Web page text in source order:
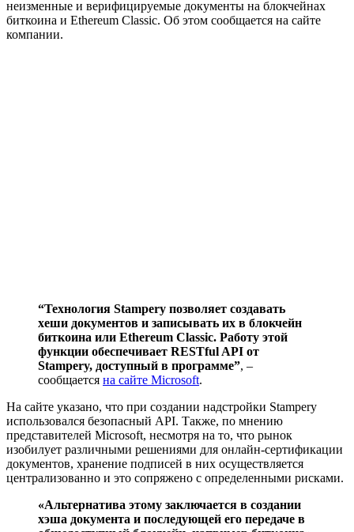
неизменные и верифицируемые документы на блокчейнах
биткоина и Ethereum Classic. Об этом сообщается на сайте
компании.
“Технология Stampery позволяет создавать
хеши документов и записывать их в блокчейн
биткоина или Ethereum Classic. Работу этой
функции обеспечивает RESTful API от
Stampery, доступный в программе”, –
сообщается на сайте Microsoft.
На сайте указано, что при создании надстройки Stampery
использовался безопасный API. Также, по мнению
представителей Microsoft, несмотря на то, что рынок
изобилует различными решениями для онлайн-сертификации
документов, хранение подписей в них осуществляется
централизованно и это сопряжено с определенными рисками.
«Альтернатива этому заключается в создании
хэша документа и последующей его передаче в